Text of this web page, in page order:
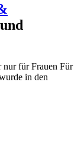
nur für Frauen Für
in den